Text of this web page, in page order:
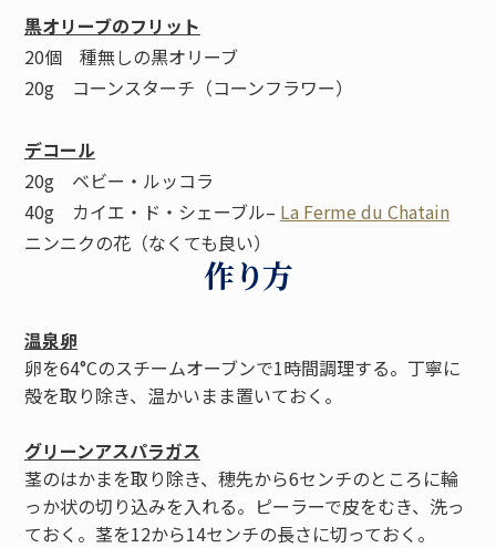
黒オリーブのフリット
20個 種無しの黒オリーブ
20g コーンスターチ（コーンフラワー）
デコール
20g ベビー・ルッコラ
40g カイエ・ド・シェーブル– La Ferme du Chatain
ニンニクの花（なくても良い）
作り方
温泉卵
卵を64°Cのスチームオーブンで1時間調理する。丁寧に
殻を取り除き、温かいまま置いておく。
グリーンアスパラガス
茎のはかまを取り除き、穂先から6センチのところに輪
っか状の切り込みを入れる。ピーラーで皮をむき、洗っ
ておく。茎を12から14センチの長さに切っておく。